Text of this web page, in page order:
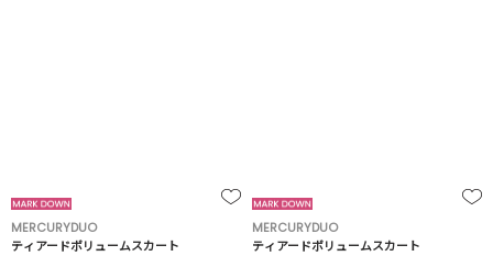
MERCURYDUO
ティアードボリュームスカート
MERCURYDUO
ティアードボリュームスカート